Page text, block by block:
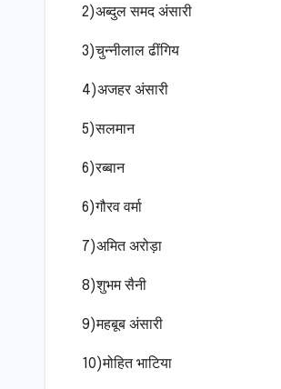
2)अब्दुल समद अंसारी
3)चुन्नीलाल ढींगिय
4)अजहर अंसारी
5)सलमान
6)रब्बान
6)गौरव वर्मा
7)अमित अरोड़ा
8)शुभम सैनी
9)महबूब अंसारी
10)मोहित भाटिया